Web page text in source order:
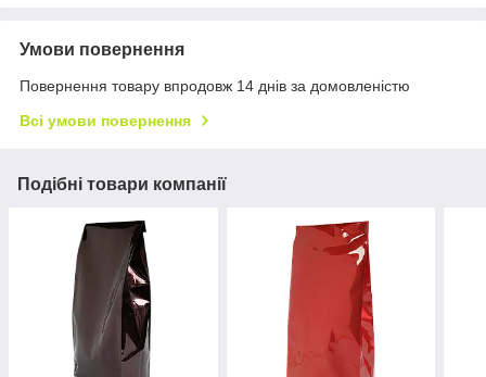
Умови повернення
Повернення товару впродовж 14 днів за домовленістю
Всі умови повернення
Подібні товари компанії